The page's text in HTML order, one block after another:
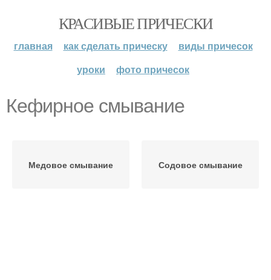
КРАСИВЫЕ ПРИЧЕСКИ
главная как сделать прическу
виды причесок
уроки
фото причесок
Кефирное смывание
Медовое смывание Содовое смывание